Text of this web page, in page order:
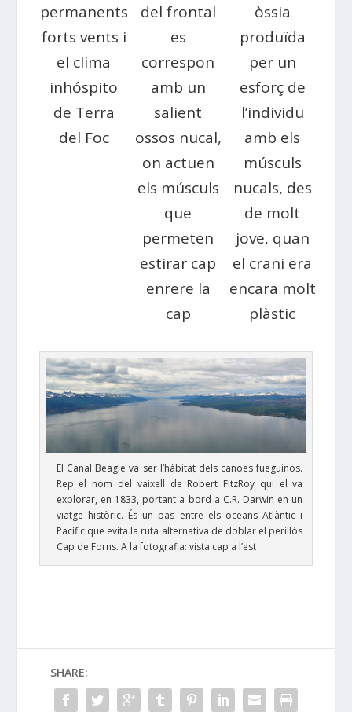
permanents
forts vents i
el clima
inhóspito
de Terra
del Foc
del frontal
es
correspon
amb un
salient
ossos nucal,
on actuen
els músculs
que
permeten
estirar cap
enrere la
cap
òssia
produïda
per un
esforç de
l’individu
amb els
músculs
nucals, des
de molt
jove, quan
el crani era
encara molt
plàstic
El Canal Beagle va ser l’hàbitat dels canoes fueguinos.
Rep el nom del vaixell de Robert FitzRoy qui el va
explorar, en 1833, portant a bord a C.R. Darwin en un
viatge històric. És un pas entre els oceans Atlàntic i
Pacífic que evita la ruta alternativa de doblar el perillós
Cap de Forns. A la fotografia: vista cap a l’est
SHARE: